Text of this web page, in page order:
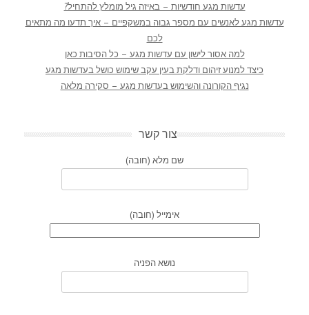
עדשות מגע חודשיות – באיזה גיל מומלץ להתחיל?
עדשות מגע לאנשים עם מספר גבוה במשקפיים – איך תדעו מה מתאים
לכם
למה אסור לישון עם עדשות מגע – כל הסיבות כאן
כיצד למנוע זיהום ודלקת בעין עקב שימוש כושל בעדשות מגע
נגיף הקורונה והשימוש בעדשות מגע – סקירה מלאה
צור קשר
שם מלא (חובה)
אימייל (חובה)
נושא הפניה